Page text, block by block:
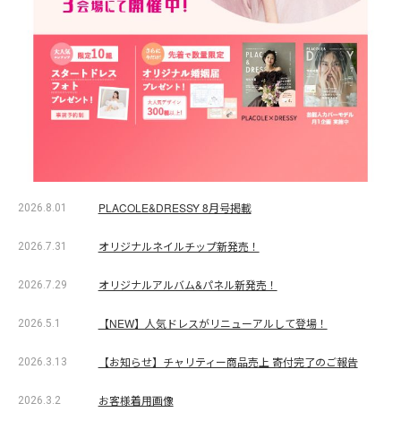
2026.8.01 PLACOLE&DRESSY 8月号掲載
2026.7.31 オリジナルネイルチップ新発売！
2026.7.29 オリジナルアルバム&パネル新発売！
2026.5.1 【NEW】人気ドレスがリニューアルして登場！
2026.3.13 【お知らせ】チャリティー商品売上 寄付完了のご報告
2026.3.2 お客様着用画像